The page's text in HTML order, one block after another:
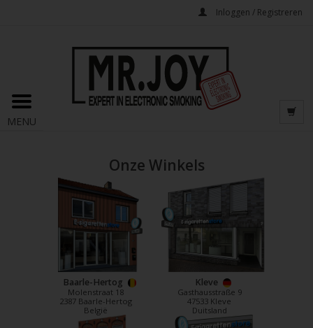
Inloggen / Registreren
MENU
Onze Winkels
Baarle-Hertog
Molenstraat 18
2387 Baarle-Hertog
België
Kleve
Gasthausstraße 9
47533 Kleve
Duitsland